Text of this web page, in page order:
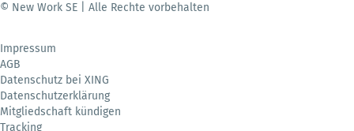
© New Work SE | Alle Rechte vorbehalten
Impressum
AGB
Datenschutz bei XING
Datenschutzerklärung
Mitgliedschaft kündigen
Tracking